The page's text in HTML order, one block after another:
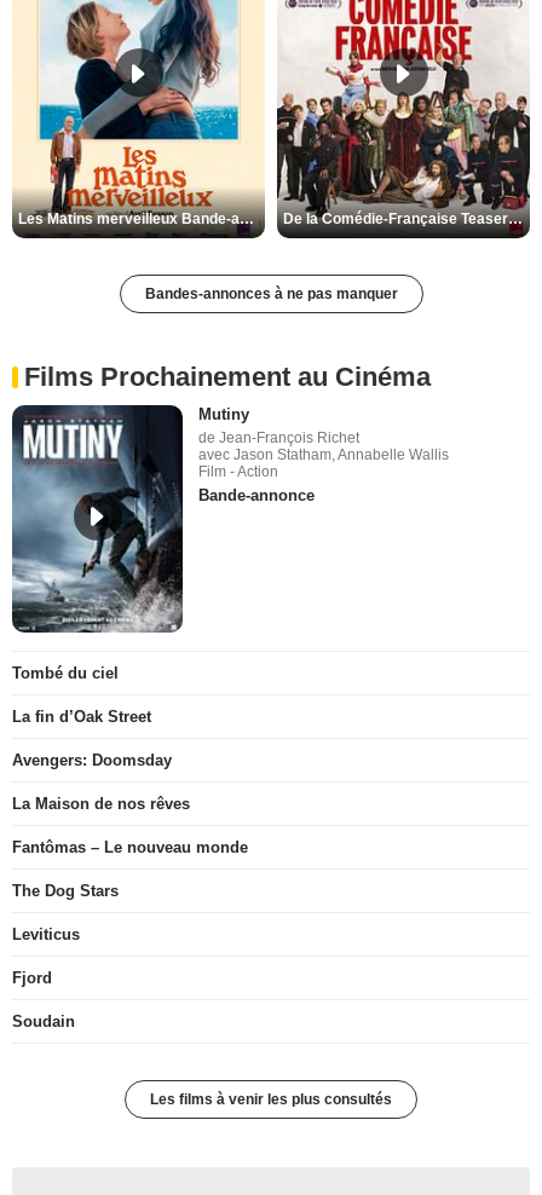
Les Matins merveilleux Bande-annonce VF De la Comédie-Française Teaser VF
Bandes-annonces à ne pas manquer
Films Prochainement au Cinéma
Mutiny
de Jean-François Richet
avec Jason Statham, Annabelle Wallis
Film - Action
Bande-annonce
Tombé du ciel
La fin d’Oak Street
Avengers: Doomsday
La Maison de nos rêves
Fantômas – Le nouveau monde
The Dog Stars
Leviticus
Fjord
Soudain
Les films à venir les plus consultés